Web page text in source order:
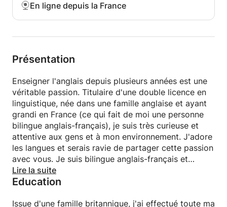
En ligne depuis la France
Présentation
Enseigner l'anglais depuis plusieurs années est une
véritable passion. Titulaire d'une double licence en
linguistique, née dans une famille anglaise et ayant
grandi en France (ce qui fait de moi une personne
bilingue anglais-français), je suis très curieuse et
attentive aux gens et à mon environnement. J'adore
les langues et serais ravie de partager cette passion
avec vous. Je suis bilingue anglais-français et
possède également un bon niveau d'espagnol.
Pendant mon temps libre, j'apprends de nouvelles
progresser. C'est pour moi une activité très
Lire la suite
Education
Issue d'une famille britannique, j'ai effectué toute ma